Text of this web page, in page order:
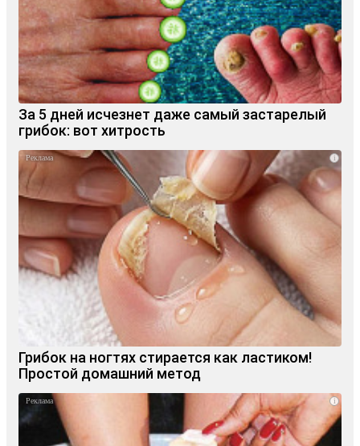
За 5 дней исчезнет даже самый застарелый
грибок: вот хитрость
i
Грибок на ногтях стирается как ластиком!
Простой домашний метод
i